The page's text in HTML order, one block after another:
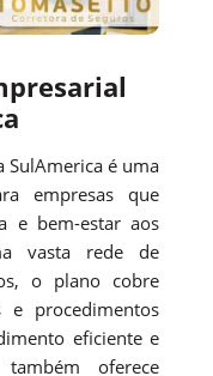
SulAmerica é uma
empresas que
e bem-estar aos
vasta rede de
o plano cobre
e procedimentos
eficiente e
também oferece